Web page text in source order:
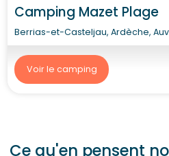
Camping Mazet Plage
Berrias-et-Casteljau, Ardèche,
Voir le camping
Ce qu'en pensent